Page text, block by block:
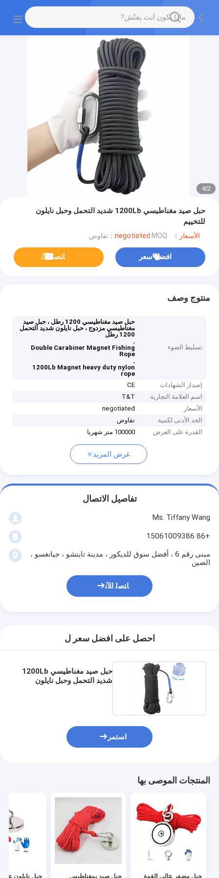
2
/
4
حبل صيد مغناطيسي 1200Lb شديد التحمل وحبل نايلون
للتخييم
الأسعار：negotiated MOQ：تفاوض
افضل سعر ﺎﺘﺼﻟ ﺍﻶﻧ
منتوج وصف
تسليط الضوء
حبل صيد مغناطيسي 1200 رطل ، حبل صيد
مغناطيسي مزدوج ، حبل نايلون شديد التحمل
1200 رطل
,
Double Carabiner Magnet Fishing
Rope
,
1200Lb Magnet heavy duty nylon
rope
إصدار الشهادات
CE
اسم العلامة التجارية
T&T
الأسعار
negotiated
الحد الأدنى لكمية
تفاوض
القدرة على العرض
100000 متر شهريا
عرض المزيد
تفاصيل الاتصال
Ms. Tiffany Wang
+86 15061009386
مبنى رقم 6 ، أفضل سوق للديكور ، مدينة تايتشو ، جيانغسو ،
الصين
ﺎﺘﺼﻟ ﺍﻶﻧ
احصل على افضل سعر ل
حبل صيد مغناطيسي 1200Lb
شديد التحمل وحبل نايلون
استمر
المنتجات الموصى بها
حبل مضفر عالي القوة حبل صيد بمغناطيس